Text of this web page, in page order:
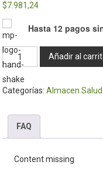
$7.981,24
Hasta 12 pagos
Salsa
Teriyaki
con
285gr
-
Pampagourmet
Añadir al
Categorías:Almacen
FAQ
Content missing